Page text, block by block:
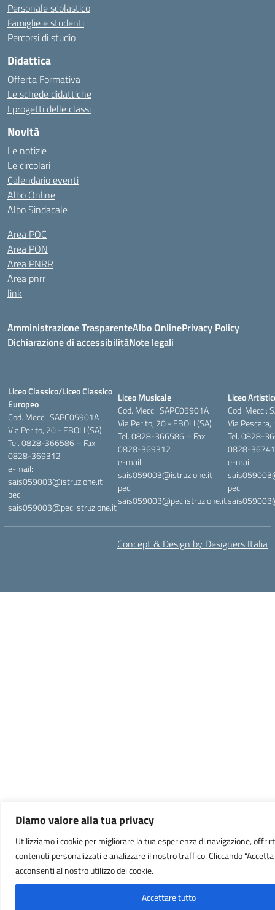
Diamo valore alla tua privacy
Utilizziamo i cookie per migliorare la tua esperienza di navigazione,
contenuti personalizzati e analizzare il nostro traffico. Cliccando
acconsenti al nostro utilizzo dei cookie.
Accettare tutto
Personale scolastico
Famiglie e studenti
Percorsi di studio
Didattica
Offerta Formativa
Le schede didattiche
I progetti delle classi
Novità
Le notizie
Le circolari
Calendario eventi
Albo Online
Albo Sindacale
Area POC
Area PON
Area PNRR
Area pnrr
link
Amministrazione TrasparenteAlbo OnlinePrivacy Policy
Dichiarazione di accessibilitàNote legali
Liceo Classico/Liceo Classico
Europeo
Cod. Mecc.: SAPC05901A
Via Perito, 20 - EBOLI (SA)
Tel. 0828-366586 – Fax.
0828-369312
e-mail:
sais059003@istruzione.it
pec:
sais059003@pec.istruzione.it
Liceo Musicale
Cod. Mecc.: SAPC05901A
Via Perito, 20 - EBOLI (SA)
Tel. 0828-366586 – Fax.
0828-369312
e-mail:
sais059003@istruzione.it
pec:
sais059003@pec.istruzione.it
Liceo
Cod. Mecc.:
Via
Tel. 0828-
0828-
e-mail:
pec:
Concept & Design by Designers Italia